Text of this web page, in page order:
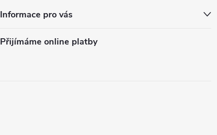
Informace pro vás
Přijímáme online platby